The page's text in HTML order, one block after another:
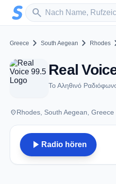
Zum Hauptinhalt springen
search
Sender suchen
Greece chevron_right South Aegean chevron_right Rhodes
Το Αληθινό
placeRhodes, South Aegean, Greece
play_arrow Radio hören